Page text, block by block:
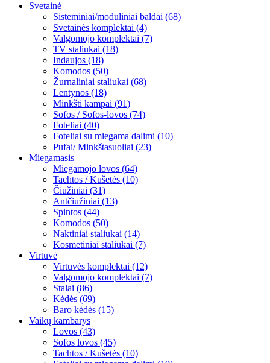
Svetainė
Sisteminiai/moduliniai baldai (68)
Svetainės komplektai (4)
Valgomojo komplektai (7)
TV staliukai (18)
Indaujos (18)
Komodos (50)
Žurnaliniai staliukai (68)
Lentynos (18)
Minkšti kampai (91)
Sofos / Sofos-lovos (74)
Foteliai (40)
Foteliai su miegama dalimi (10)
Pufai/ Minkštasuoliai (23)
Miegamasis
Miegamojo lovos (64)
Tachtos / Kušetės (10)
Čiužiniai (31)
Antčiužiniai (13)
Spintos (44)
Komodos (50)
Naktiniai staliukai (14)
Kosmetiniai staliukai (7)
Virtuvė
Virtuvės komplektai (12)
Valgomojo komplektai (7)
Stalai (86)
Kėdės (69)
Baro kėdės (15)
Vaikų kambarys
Lovos (43)
Sofos lovos (45)
Tachtos / Kušetės (10)